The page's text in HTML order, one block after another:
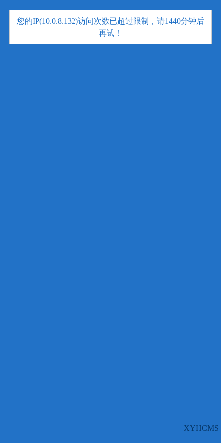
您的IP(10.0.8.132)访问次数已超过限制，请1440分钟后
再试！
XYHCMS